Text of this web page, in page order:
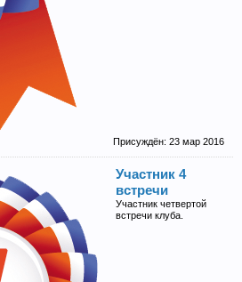
Присуждён: 23 мар 2016
Участник 4
встречи
Участник четвертой
встречи клуба.